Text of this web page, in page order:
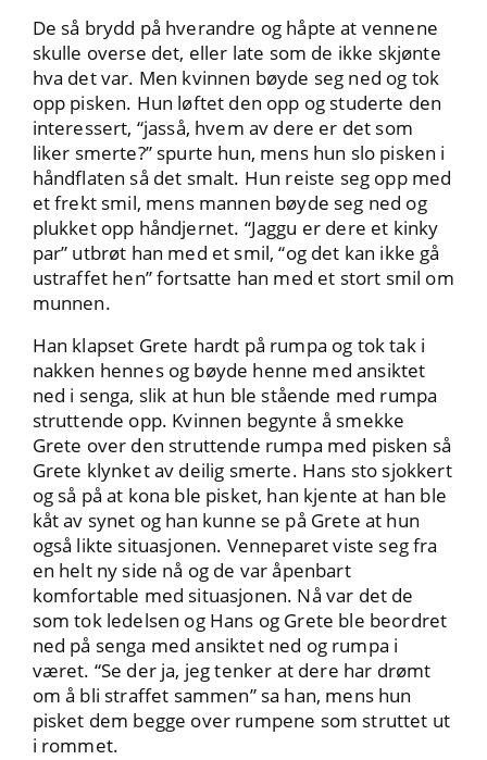
De så brydd på hverandre og håpte at vennene
skulle overse det, eller late som de ikke skjønte
hva det var. Men kvinnen bøyde seg ned og tok
opp pisken. Hun løftet den opp og studerte den
interessert, “jasså, hvem av dere er det som
liker smerte?” spurte hun, mens hun slo pisken i
håndflaten så det smalt. Hun reiste seg opp med
et frekt smil, mens mannen bøyde seg ned og
plukket opp håndjernet. “Jaggu er dere et kinky
par” utbrøt han med et smil, “og det kan ikke gå
ustraffet hen” fortsatte han med et stort smil om
munnen.
Han klapset Grete hardt på rumpa og tok tak i
nakken hennes og bøyde henne med ansiktet
ned i senga, slik at hun ble stående med rumpa
struttende opp. Kvinnen begynte å smekke
Grete over den struttende rumpa med pisken så
Grete klynket av deilig smerte. Hans sto sjokkert
og så på at kona ble pisket, han kjente at han ble
kåt av synet og han kunne se på Grete at hun
også likte situasjonen. Venneparet viste seg fra
en helt ny side nå og de var åpenbart
komfortable med situasjonen. Nå var det de
som tok ledelsen og Hans og Grete ble beordret
ned på senga med ansiktet ned og rumpa i
været. “Se der ja, jeg tenker at dere har drømt
om å bli straffet sammen” sa han, mens hun
pisket dem begge over rumpene som struttet ut
i rommet.